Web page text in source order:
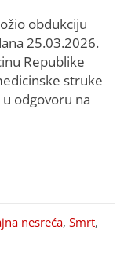
obdukciju
25.03.2026.
Republike
struke
odgovoru na
nesreća,Smrt,